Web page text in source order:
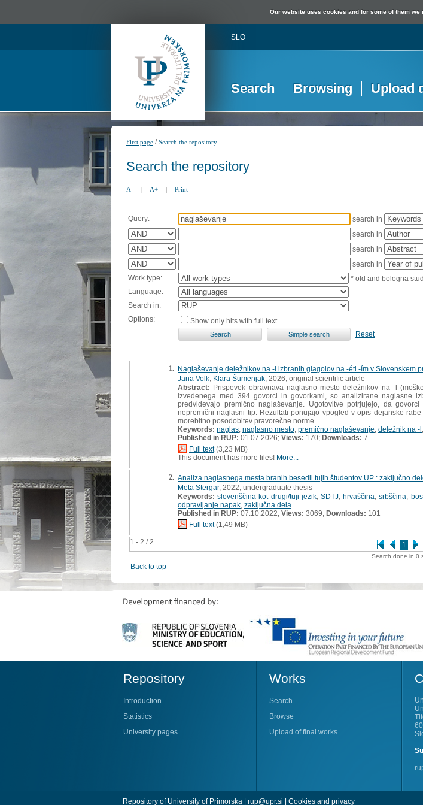
Our website uses cookies and for some of them we
SLO
Search Browsing Upload
First page /Search the repository
Search the repository
A- | A+ | Print
Query:
search in
search in
search in
search in
Work type:
* old and bologna
Language:
Search in:
Options:
Show only hits with full text
Reset
1 - 2 / 2 1
1. Naglaševanje deležnikov na -l izbranih glagolov na -éti -ím v Slovenskem
Jana Volk Klara Šumenjak , 2026, original scientific article
Abstract: Prispevek obravnava naglasno mesto deležnikov na -l
izvedenega med 394 govorci in govorkami, so analizirane naglasne
predvidevajo premično naglaševanje. Ugotovitve potrjujejo, da
nepremični naglasni tip. Rezultati ponujajo vpogled v opis dejanske
morebitno posodobitev pravorečne norme.
Keywords: naglas naglasno mesto premično naglaševanje deležnik na -l
Published in RUP: 01.07.2026; Views: 170; Downloads: 7
Full text(3,23 MB)
This document has more files! More...
2. Analiza naglasnega mesta branih besedil tujih študentov UP : zaključno
Meta Stergar, 2022, undergraduate thesis
Keywords: slovenščina kot drugi/tuji jezik, SDTJ,hrvaščina ,srbščina
odpravljanje napak zaključna dela
Published in RUP: 07.10.2022; Views: 3069; Downloads: 101
Full text(1,49 MB)
Search done in 0
Back to top
Repository
Introduction
Statistics
University pages
Works
Search
Browse
Upload of final works
Repository of University of Primorska | rup@upr.si | Cookies and privacy